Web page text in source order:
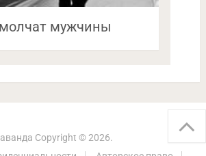
мужчины
Copyright © 2026.